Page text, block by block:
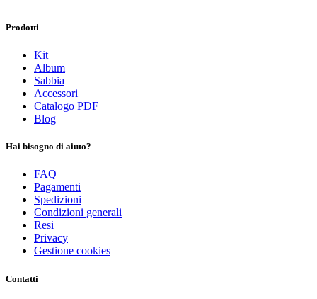
Prodotti
Kit
Album
Sabbia
Accessori
Catalogo PDF
Blog
Hai bisogno di aiuto?
FAQ
Pagamenti
Spedizioni
Condizioni generali
Resi
Privacy
Gestione cookies
Contatti